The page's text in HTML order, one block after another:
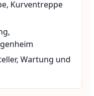
Kurventreppe
Wartung und